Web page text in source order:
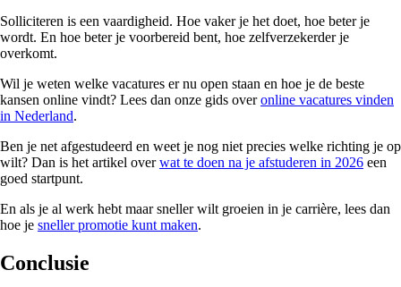
Solliciteren is een vaardigheid. Hoe vaker je het doet, hoe beter je
wordt. En hoe beter je voorbereid bent, hoe zelfverzekerder je
overkomt.
Wil je weten welke vacatures er nu open staan en hoe je de beste
kansen online vindt? Lees dan onze gids overonline vacatures vinden
in Nederland.
Ben je net afgestudeerd en weet je nog niet precies welke richting je op
wilt? Dan is het artikel overwat te doen na je afstuderen in 2026 een
goed startpunt.
En als je al werk hebt maar sneller wilt groeien in je carrière, lees dan
hoe je sneller promotie kunt maken.
Conclusie